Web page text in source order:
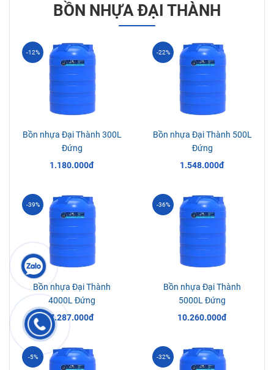
BỒN NHỰA ĐẠI THÀNH
Bồn nhựa Đại Thành 300L
Đứng
1.180.000đ
-12%
Bồn nhựa Đại Thành 500L
Đứng
1.548.000đ
-22%
Bồn nhựa Đại Thành
4000L Đứng
7.287.000đ
-39%
Bồn nhựa Đại Thành
5000L Đứng
10.260.000đ
-36%
-5% -32%